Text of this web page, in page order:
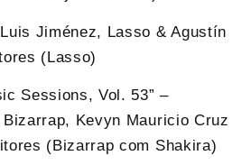
Jiménez, Lasso & Agustín
(Lasso)
Sessions, Vol. 53” –
Kevyn Mauricio Cruz
(Bizarrap com Shakira)